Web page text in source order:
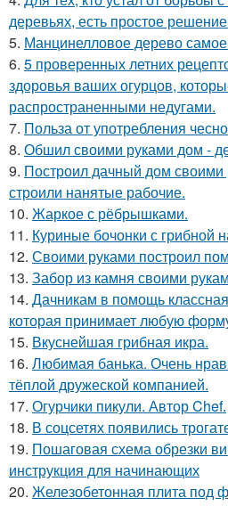
деревьях, есть простое
5. Манцинелловое дерево
6. 5 проверенных летних
здоровья ваших огурцов,
распространенными недугами.
7. Польза от употребления
8. Обшил своими руками дом -
9. Построил дачный дом своими
строили нанятые рабочие.
10. Жаркое с рёбрышками.
11. Куриные бочонки с грибной
12. Своими руками построил
13. Забор из камня своими
14. Дачникам в помощь
которая принимает любую
15. Вкуснейшая грибная икра.
16. Любимая банька. Очень
тёплой дружеской компанией.
17. Огурчики пикули. Автор Chef.
18. В соцсетях появились
19. Пошаговая схема обрезки
инструкция для начинающих
20. Железобетонная плита под